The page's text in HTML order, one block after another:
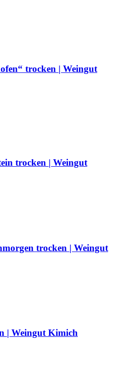
trocken | Weingut
trocken | Weingut
trocken | Weingut
| Weingut Kimich